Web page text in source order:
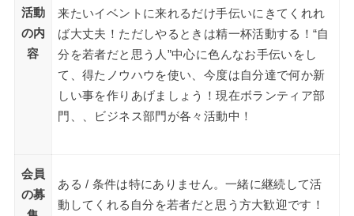
活動
の内
容
来たいイベントに来れるだけ手伝いにきてくれれ
ば大丈夫！ただしやるときは精一杯活動する！“自
分を若者だと思う人”中心に色んなお手伝いをし
て、得たノウハウを使い、今度は自分達で何か新
しい事を作りあげましょう！現在ボランティア部
門、、ビジネス部門が各々活動中！
会員
の募
ある / 条件は特にありません。一緒に継続して活
動してくれる自分を若者だと思う方大歓迎です！